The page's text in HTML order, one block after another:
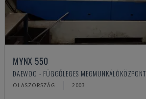
MYNX 550
DAEWOO - FÜGGŐLEGES MEGMUNKÁLÓKÖZPONT
OLASZORSZÁG 2003